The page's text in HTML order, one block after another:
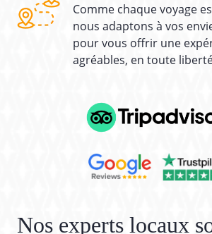
Comme chaque voyage
nous adaptons à vos
pour vous offrir une
agréables, en toute
Nos experts locaux